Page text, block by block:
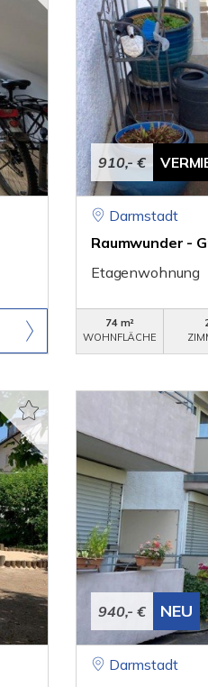
910,- €
Darmstadt
Raumwunder -
Etagenwohnung
74 m²
WOHNFLÄCHE
940,- € NEU
Darmstadt